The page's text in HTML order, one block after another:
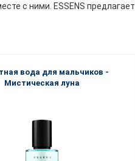
с ними. ESSENS
вода для мальчиков -
Мистическая луна